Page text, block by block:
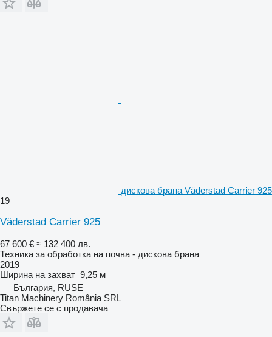
дискова брана Väderstad Carrier 925
19
Väderstad Carrier 925
67 600 € ≈ 132 400 лв.
Техника за обработка на почва - дискова брана
2019
Ширина на захват 9,25 м
България, RUSE
Titan Machinery România SRL
Свържете се с продавача